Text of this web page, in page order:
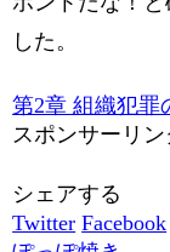
した。
第2章 組織犯罪
スポンサーリン
シェアする
Twitter Facebook